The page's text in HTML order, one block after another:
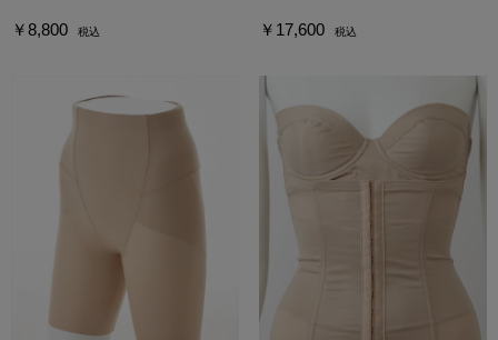
￥8,800 税込 ￥17,600 税込